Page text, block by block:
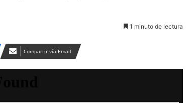
1 minuto de lectura
Compartir vía Email